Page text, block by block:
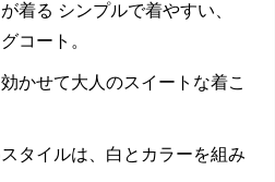
着る シンプルで着やすい、
コート。
かせて大人のスイートな着こ
タイルは、白とカラーを組み